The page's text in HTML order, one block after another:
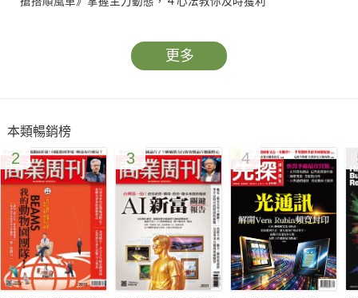
更多
本類暢銷榜
2 3 4